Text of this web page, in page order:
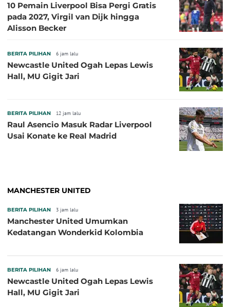
10 Pemain Liverpool Bisa Pergi Gratis
pada 2027, Virgil van Dijk hingga
Alisson Becker
BERITA PILIHAN 6 jam lalu
Newcastle United Ogah Lepas Lewis
Hall, MU Gigit Jari
BERITA PILIHAN 12 jam lalu
Raul Asencio Masuk Radar Liverpool
Usai Konate ke Real Madrid
MANCHESTER UNITED
BERITA PILIHAN 3 jam lalu
Manchester United Umumkan
Kedatangan Wonderkid Kolombia
BERITA PILIHAN 6 jam lalu
Newcastle United Ogah Lepas Lewis
Hall, MU Gigit Jari